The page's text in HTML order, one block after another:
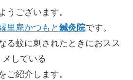
うございます。
里庵かつもと 鍼灸院です。
る蚊に刺されたときにおスス
メしている
ご紹介します。